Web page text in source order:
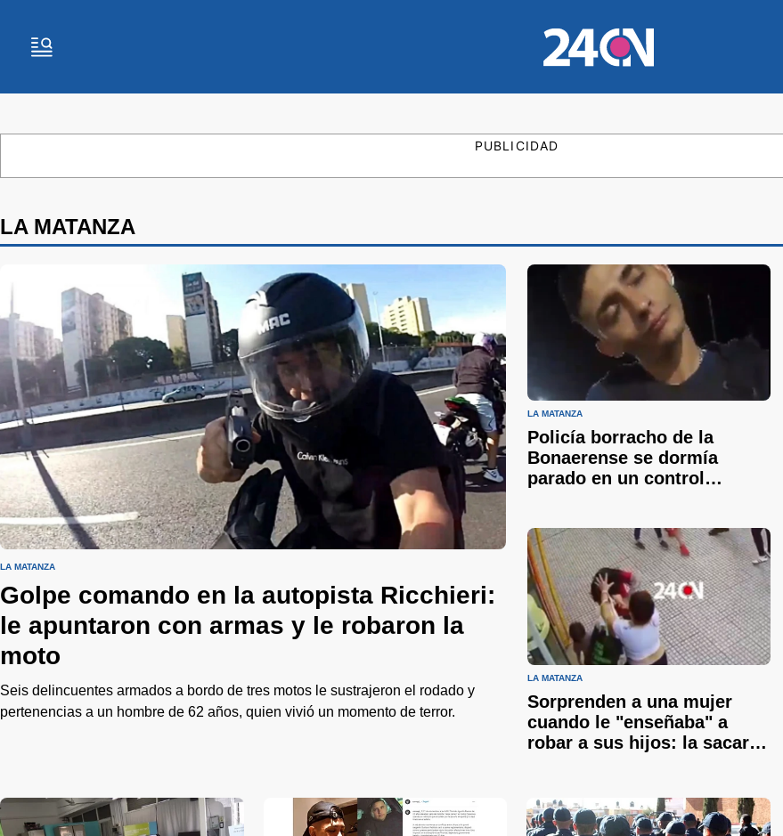
PUBLICIDAD
LA MATANZA
LA MATANZA
Golpe comando en la autopista Ricchieri:
le apuntaron con armas y le robaron la
moto
Seis delincuentes armados a bordo de tres motos le sustrajeron el rodado y
pertenencias a un hombre de 62 años, quien vivió un momento de terror.
LA MATANZA
Policía borracho de la
Bonaerense se dormía
parado en un control
LA MATANZA
Sorprenden a una mujer
cuando le "enseñaba" a
robar a sus hijos: la sacaron